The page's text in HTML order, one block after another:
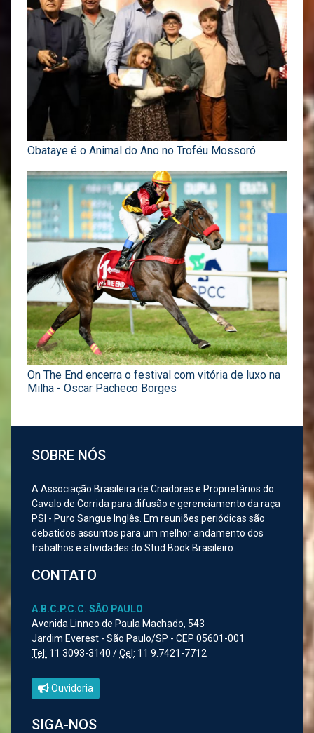
Obataye é o Animal do Ano no Troféu Mossoró
On The End encerra o festival com vitória de luxo na
Milha - Oscar Pacheco Borges
SOBRE NÓS
A Associação Brasileira de Criadores e Proprietários do
Cavalo de Corrida para difusão e gerenciamento da raça
PSI - Puro Sangue Inglês. Em reuniões periódicas são
debatidos assuntos para um melhor andamento dos
trabalhos e atividades do Stud Book Brasileiro.
CONTATO
A.B.C.P.C.C. SÃO PAULO
Avenida Linneo de Paula Machado, 543
Jardim Everest - São Paulo/SP - CEP 05601-001
Tel: 11 3093-3140 /Cel: 11 9.7421-7712
Ouvidoria
SIGA-NOS